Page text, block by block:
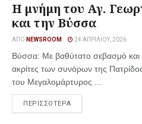
Η μνήμη του Αγ.
και την Βύσσα
ΑΠΌ NEWSROOM 24 ΑΠΡΙΛΊΟΥ, 2026
Βύσσα: Με βαθύτατο σεβασμό και
ακρίτες των συνόρων της
του Μεγαλομάρτυρος ...
ΠΕΡΙΣΣΟΤΕΡΑ